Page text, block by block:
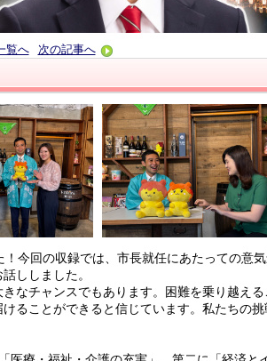
覧へ 次の記事へ
今回の収録では、市長就任にあたっての意
ししました。
なチャンスでもあります。困難を乗り越える
ることができると信じています。私たちの